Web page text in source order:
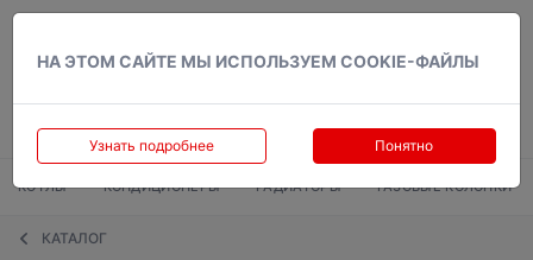
НА ЭТОМ САЙТЕ МЫ ИСПОЛЬЗУЕМ COOKIE-ФАЙЛЫ
Узнать подробнее Понятно
КОТЛЫ КОНДИЦИОНЕРЫ РАДИАТОРЫ ГАЗОВЫЕ КОЛОНКИ
КАТАЛОГ